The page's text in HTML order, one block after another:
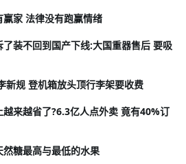
家 法律没有跑赢情绪
装不回到国产下线:大国重器售后 要吸
新规 登机箱放头顶行李架要收费
越来越省了?6.3亿人点外卖 竟有40%订
糖最高与最低的水果